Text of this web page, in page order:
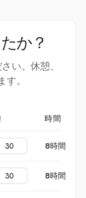
か？
い。休憩、
。
時間
8時間
8時間